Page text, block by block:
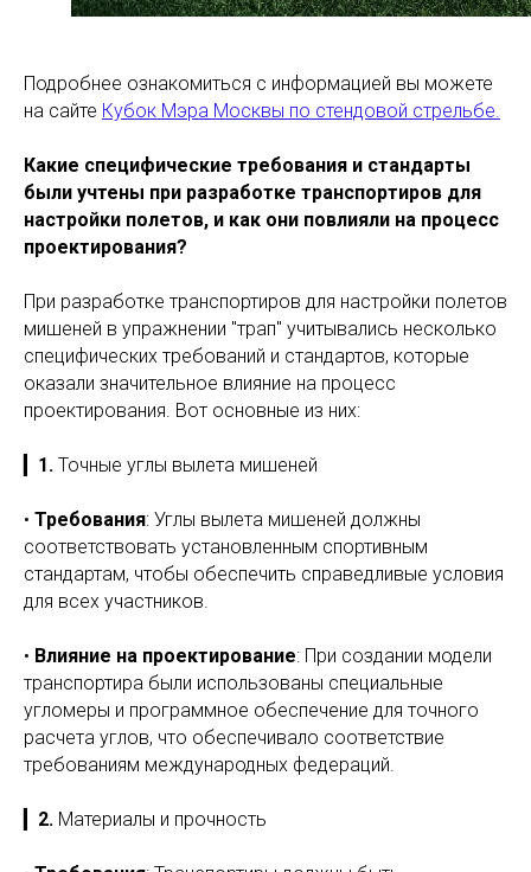
Подробнее ознакомиться с информацией вы можете
на сайте Кубок Мэра Москвы по стендовой стрельбе.
Какие специфические требования и стандарты
были учтены при разработке транспортиров для
настройки полетов, и как они повлияли на процесс
проектирования?
При разработке транспортиров для настройки полетов
мишеней в упражнении "трап" учитывались несколько
специфических требований и стандартов, которые
оказали значительное влияние на процесс
проектирования. Вот основные из них:
1. Точные углы вылета мишеней
• Требования: Углы вылета мишеней должны
соответствовать установленным спортивным
стандартам, чтобы обеспечить справедливые условия
для всех участников.
• Влияние на проектирование: При создании модели
транспортирa были использованы специальные
угломеры и программное обеспечение для точного
расчета углов, что обеспечивало соответствие
требованиям международных федераций.
2. Материалы и прочность